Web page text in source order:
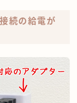
続の給電が